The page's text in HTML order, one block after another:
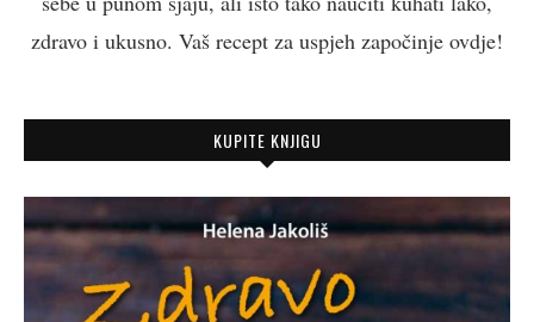
zdravo i ukusno. Vaš recept za uspjeh započinje ovdje!
KUPITE KNJIGU